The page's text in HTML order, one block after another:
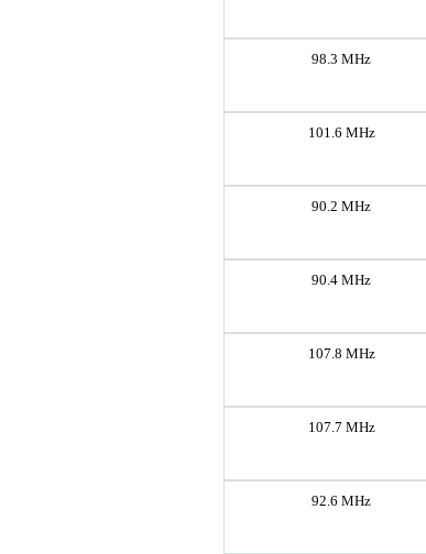
98.3 MHz
101.6 MHz
90.2 MHz
90.4 MHz
107.8 MHz
107.7 MHz
92.6 MHz